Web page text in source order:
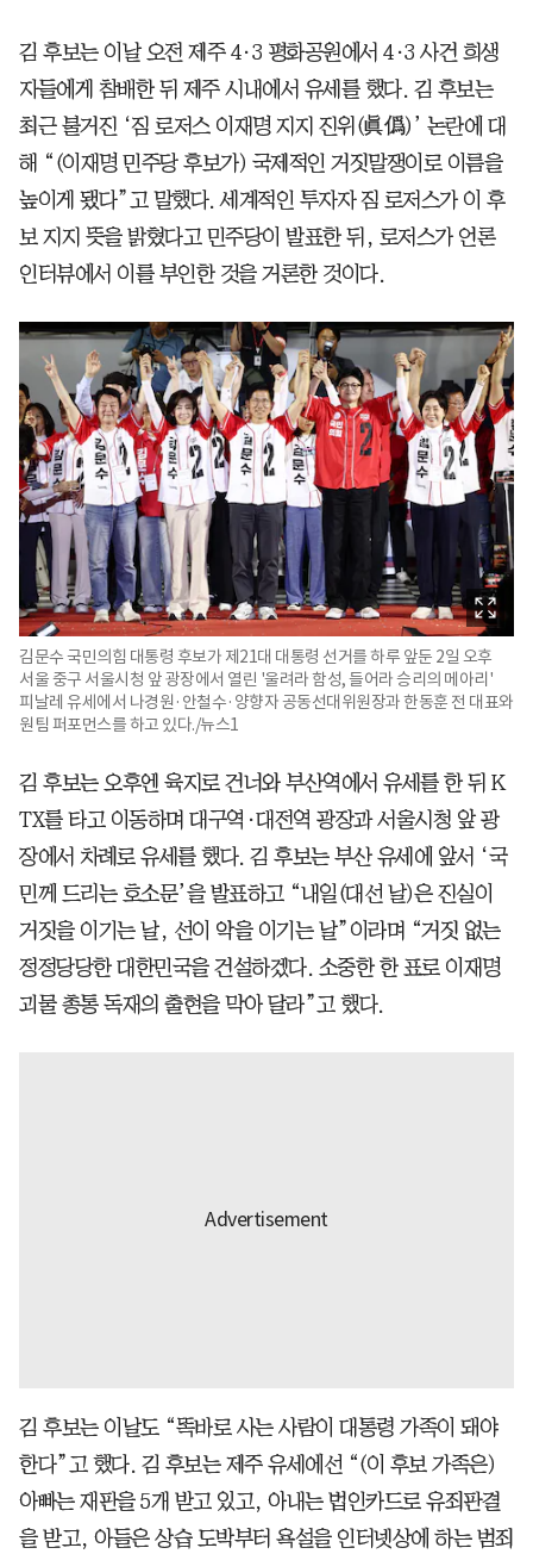
김 후보는 이날 오전 제주 4·3 평화공원에서 4·3 사건 희생
자들에게 참배한 뒤 제주 시내에서 유세를 했다. 김 후보는
최근 불거진 ‘짐 로저스 이재명 지지 진위(眞僞)’ 논란에 대
해 “(이재명 민주당 후보가) 국제적인 거짓말쟁이로 이름을
높이게 됐다”고 말했다. 세계적인 투자자 짐 로저스가 이 후
보 지지 뜻을 밝혔다고 민주당이 발표한 뒤, 로저스가 언론
인터뷰에서 이를 부인한 것을 거론한 것이다.
김문수 국민의힘 대통령 후보가 제21대 대통령 선거를 하루 앞둔 2일 오후
서울 중구 서울시청 앞 광장에서 열린 '울려라 함성, 들어라 승리의 메아리'
피날레 유세에서 나경원·안철수·양향자 공동선대위원장과 한동훈 전 대표와
원팀 퍼포먼스를 하고 있다./뉴스1
김 후보는 오후엔 육지로 건너와 부산역에서 유세를 한 뒤 K
TX를 타고 이동하며 대구역·대전역 광장과 서울시청 앞 광
장에서 차례로 유세를 했다. 김 후보는 부산 유세에 앞서 ‘국
민께 드리는 호소문’을 발표하고 “내일(대선 날)은 진실이
거짓을 이기는 날, 선이 악을 이기는 날”이라며 “거짓 없는
정정당당한 대한민국을 건설하겠다. 소중한 한 표로 이재명
괴물 총통 독재의 출현을 막아 달라”고 했다.
김 후보는 이날도 “똑바로 사는 사람이 대통령 가족이 돼야
한다”고 했다. 김 후보는 제주 유세에선 “(이 후보 가족은)
아빠는 재판을 5개 받고 있고, 아내는 법인카드로 유죄판결
을 받고, 아들은 상습 도박부터 욕설을 인터넷상에 하는 범죄